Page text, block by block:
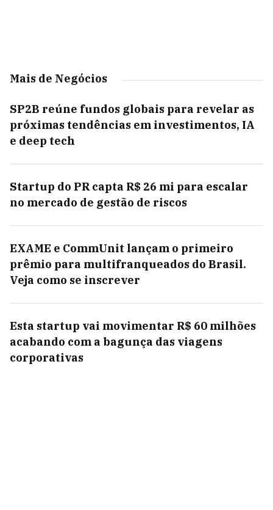
Mais de Negócios
SP2B reúne fundos globais para revelar as
próximas tendências em investimentos, IA
e deep tech
Startup do PR capta R$ 26 mi para escalar
no mercado de gestão de riscos
EXAME e CommUnit lançam o primeiro
prêmio para multifranqueados do Brasil.
Veja como se inscrever
Esta startup vai movimentar R$ 60 milhões
acabando com a bagunça das viagens
corporativas